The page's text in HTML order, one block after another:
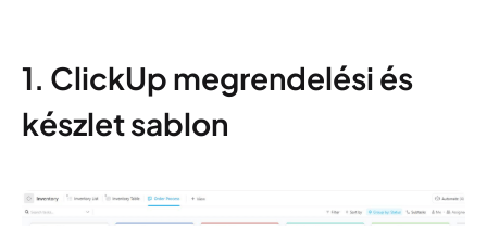
1. ClickUp megrendelési és
készlet sablon